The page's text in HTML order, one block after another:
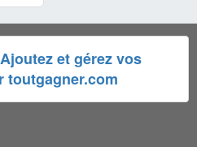
Ajoutez et gérez vos
toutgagner.com